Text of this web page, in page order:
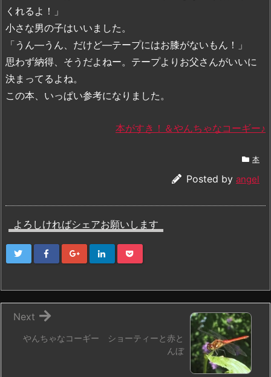
くれるよ！」
小さな男の子はいいました。
「うん―うん、だけど―テープにはお膝がないもん！」
思わず納得、そうだよねー。テープよりお父さんがいいに
決まってるよね。
この本、いっぱい参考になりました。
本がすき！＆やんちゃなコーギー♪
本
Posted by angel
よろしければシェアお願いします
やんちゃなコーギー ショーティーと赤と
んぼ
Next